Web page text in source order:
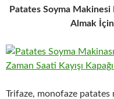
Patates Soyma Makinesi
Almak İçin
Trifaze, monofaze